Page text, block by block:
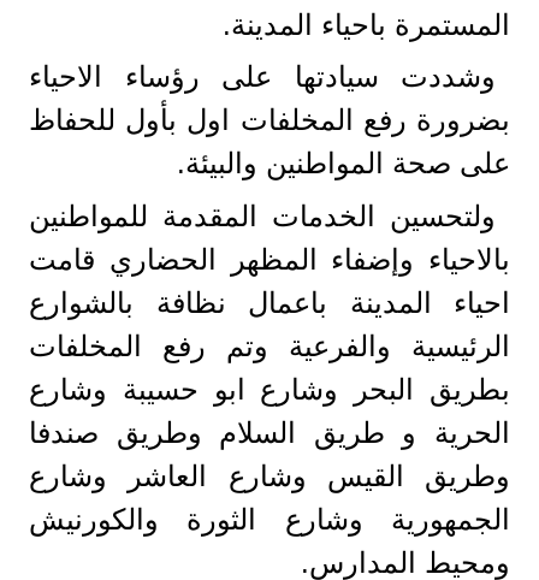
المستمرة باحياء المدينة.
وشددت سيادتها على رؤساء الاحياء
بضرورة رفع المخلفات اول بأول للحفاظ
على صحة المواطنين والبيئة.
ولتحسين الخدمات المقدمة للمواطنين
بالاحياء وإضفاء المظهر الحضاري قامت
احياء المدينة باعمال نظافة بالشوارع
الرئيسية والفرعية وتم رفع المخلفات
بطريق البحر وشارع ابو حسيبة وشارع
الحرية و طريق السلام وطريق صندفا
وطريق القيس وشارع العاشر وشارع
الجمهورية وشارع الثورة والكورنيش
ومحيط المدارس.